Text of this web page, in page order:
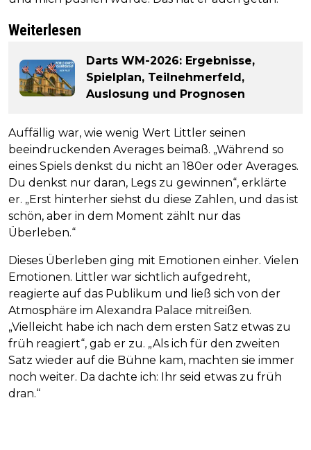
Weiterlesen
Darts WM-2026: Ergebnisse,
Spielplan, Teilnehmerfeld,
Auslosung und Prognosen
Auffällig war, wie wenig Wert Littler seinen
beeindruckenden Averages beimaß. „Während so
eines Spiels denkst du nicht an 180er oder Averages.
Du denkst nur daran, Legs zu gewinnen“, erklärte
er. „Erst hinterher siehst du diese Zahlen, und das ist
schön, aber in dem Moment zählt nur das
Überleben.“
Dieses Überleben ging mit Emotionen einher. Vielen
Emotionen. Littler war sichtlich aufgedreht,
reagierte auf das Publikum und ließ sich von der
Atmosphäre im Alexandra Palace mitreißen.
„Vielleicht habe ich nach dem ersten Satz etwas zu
früh reagiert“, gab er zu. „Als ich für den zweiten
Satz wieder auf die Bühne kam, machten sie immer
noch weiter. Da dachte ich: Ihr seid etwas zu früh
dran.“